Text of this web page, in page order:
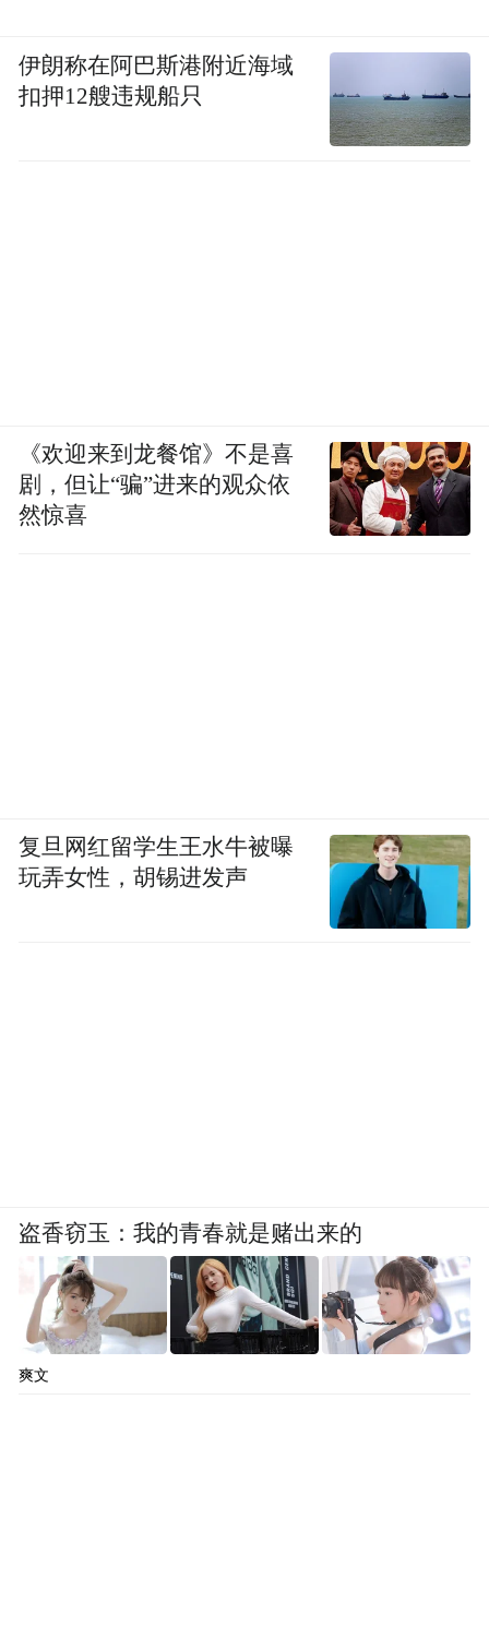
伊朗称在阿巴斯港附近海域
扣押12艘违规船只
《欢迎来到龙餐馆》不是喜
剧，但让“骗”进来的观众依
然惊喜
复旦网红留学生王水牛被曝
玩弄女性，胡锡进发声
盗香窃玉：我的青春就是赌出来的
爽文